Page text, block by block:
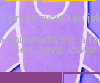
przez życie tak,
się, a
Ben Bova,Jowisz